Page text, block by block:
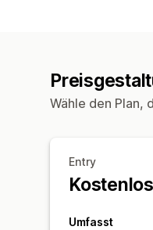
Wähle den Plan,
Entry
Kostenlos
Umfasst